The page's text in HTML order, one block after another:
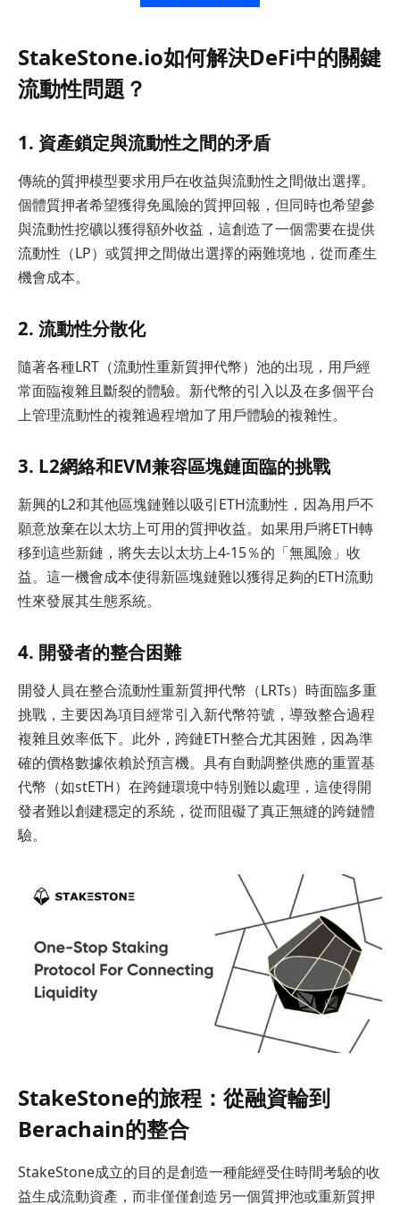
StakeStone.io如何解決DeFi中的關鍵
流動性問題？
1. 資產鎖定與流動性之間的矛盾
傳統的質押模型要求用戶在收益與流動性之間做出選擇。
個體質押者希望獲得免風險的質押回報，但同時也希望參
與流動性挖礦以獲得額外收益，這創造了一個需要在提供
流動性（LP）或質押之間做出選擇的兩難境地，從而產生
機會成本。
2. 流動性分散化
隨著各種LRT（流動性重新質押代幣）池的出現，用戶經
常面臨複雜且斷裂的體驗。新代幣的引入以及在多個平台
上管理流動性的複雜過程增加了用戶體驗的複雜性。
3. L2網絡和EVM兼容區塊鏈面臨的挑戰
新興的L2和其他區塊鏈難以吸引ETH流動性，因為用戶不
願意放棄在以太坊上可用的質押收益。如果用戶將ETH轉
移到這些新鏈，將失去以太坊上4-15％的「無風險」收
益。這一機會成本使得新區塊鏈難以獲得足夠的ETH流動
性來發展其生態系統。
4. 開發者的整合困難
開發人員在整合流動性重新質押代幣（LRTs）時面臨多重
挑戰，主要因為項目經常引入新代幣符號，導致整合過程
複雜且效率低下。此外，跨鏈ETH整合尤其困難，因為準
確的價格數據依賴於預言機。具有自動調整供應的重置基
代幣（如stETH）在跨鏈環境中特別難以處理，這使得開
發者難以創建穩定的系統，從而阻礙了真正無縫的跨鏈體
驗。
StakeStone的旅程：從融資輪到
Berachain的整合
StakeStone成立的目的是創造一種能經受住時間考驗的收
益生成流動資產，而非僅僅創造另一個質押池或重新質押